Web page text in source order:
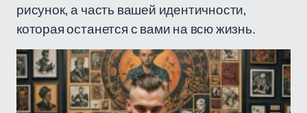
рисунок, а часть вашей идентичности,
которая останется с вами на всю жизнь.